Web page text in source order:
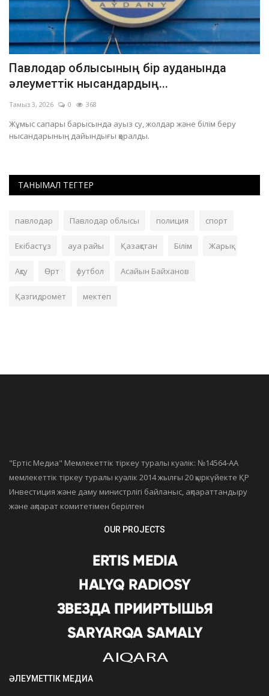
Павлодар облысының бір ауданында
әлеуметтік нысандардың...
Тамыз 3, 2026 0 368
Жұмыс сапары барысында ауыз су, жолдар және білім беру
нысандарының дайындығы қаралды.
ТАНЫМАЛ ТЕГТЕР
павлодар Павлодар облысы полиция спорт
Екібастұз ауа райы Қазақстан Білім Жарық
Ақсу Өрт футбол Асайын Байханов
Қазгидромет мектеп
"Ертiс Медиа" Мемлекеттік тіркеу туралы куәлік: №14564-АА
мемлекеттік тіркеу туралы куәлік 2014 жылғы 20 қыркүйекте ҚР
Инвестиция және даму министрлігі байланыс, ақпараттандыру
және ақпарат комитетімен берілген
OUR PROJECTS
ӘЛЕУМЕТТІК МЕДИА